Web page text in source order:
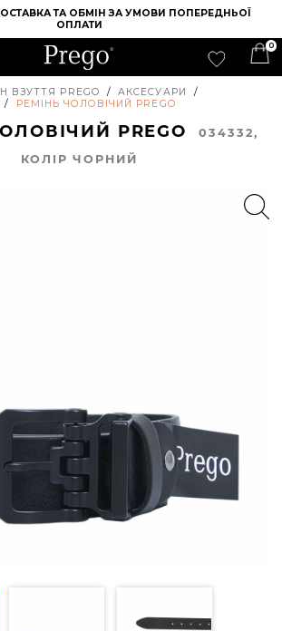
ТА ОБМІН ЗА УМОВИ ПОПЕРЕДНЬОЇ
ОПЛАТИ
0
ВЗУТТЯ PREGO / АКСЕСУАРИ
/
/ РЕМІНЬ ЧОЛОВІЧИЙ PREGO
PREGO034332,
КОЛIР ЧОРНИЙ